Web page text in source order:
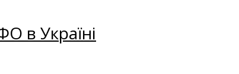
в Україні